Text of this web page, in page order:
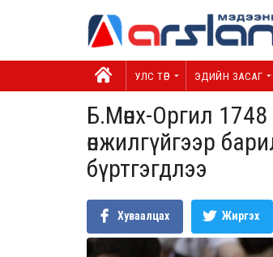
УЛС ТӨР ЭДИЙН ЗАСАГ
Б.Мөнx-Оргил
өнжилгүйгээр
бүртгэгдлээ
Хуваалцах Жиргэх